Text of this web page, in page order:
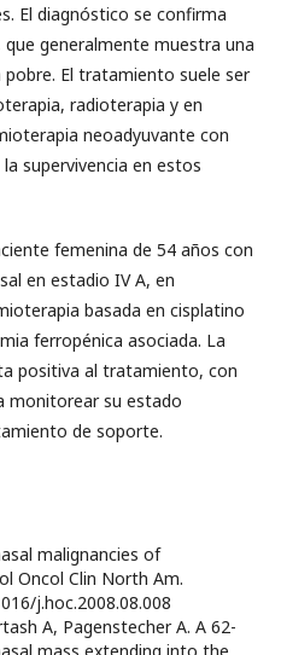
El diagnóstico se confirma
generalmente muestra una
El tratamiento suele ser
radioterapia y en
neoadyuvante con
supervivencia en estos
femenina de 54 años con
en estadio IV A, en
basada en cisplatino
ferropénica asociada. La
positiva al tratamiento, con
monitorear su estado
de soporte.
malignancies of
Oncol Clin North Am.
j.hoc.2008.08.008
A, Pagenstecher A. A 62-
mass extending into the